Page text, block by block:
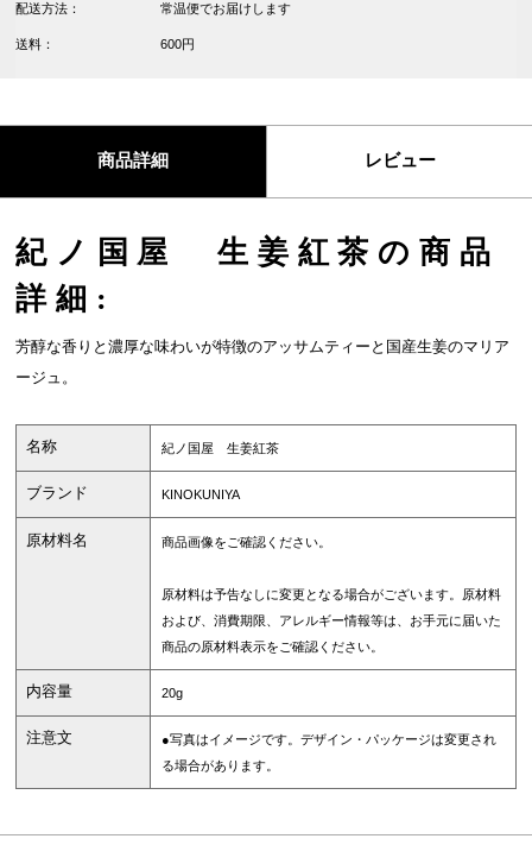
配送方法： 常温便でお届けします
送料： 600円
商品詳細 レビュー
紀ノ国屋 生姜紅茶の商品
詳細:
芳醇な香りと濃厚な味わいが特徴のアッサムティーと国産生姜のマリア
ージュ。
名称 紀ノ国屋 生姜紅茶
ブランド KINOKUNIYA
原材料名 商品画像をご確認ください。
原材料は予告なしに変更となる場合がございます。原材料
および、消費期限、アレルギー情報等は、お手元に届いた
商品の原材料表示をご確認ください。
内容量 20g
注意文
●写真はイメージです。デザイン・パッケージは変更され
る場合があります。